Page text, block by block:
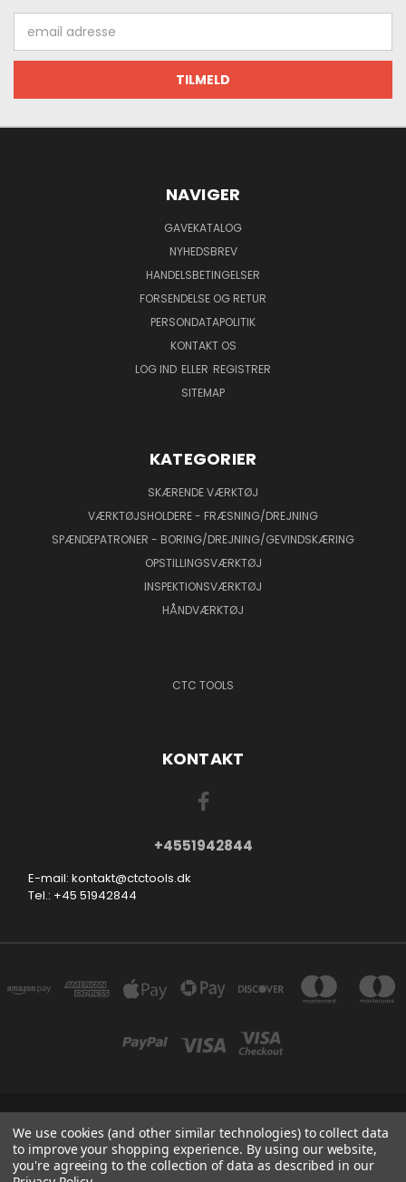
adresse
NAVIGER
GAVEKATALOG
NYHEDSBREV
HANDELSBETINGELSER
FORSENDELSE OG RETUR
PERSONDATAPOLITIK
KONTAKT OS
LOG IND ELLER REGISTRER
SITEMAP
KATEGORIER
SKÆRENDE VÆRKTØJ
VÆRKTØJSHOLDERE - FRÆSNING/DREJNING
SPÆNDEPATRONER - BORING/DREJNING/GEVINDSKÆRING
OPSTILLINGSVÆRKTØJ
INSPEKTIONSVÆRKTØJ
HÅNDVÆRKTØJ
CTC TOOLS
KONTAKT
+4551942844
E-mail: kontakt@ctctools.dk
Tel.: +45 51942844
SMEDEVEJ 31, 6710 ESBJERG V DENMARK
+4551942844
We use cookies (and other similar technologies) to collect data
to improve your shopping experience. By using our website,
you're agreeing to the collection of data as described in our